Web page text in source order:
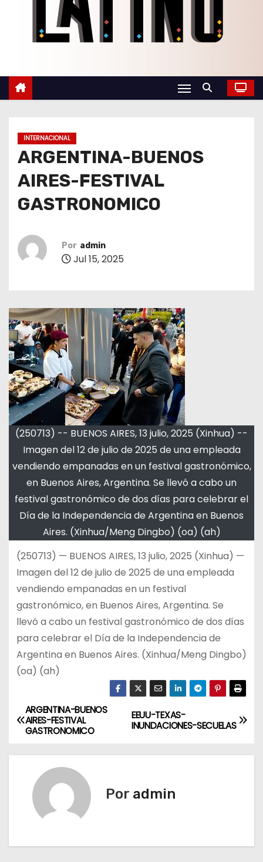
INTERNACIONAL
ARGENTINA-BUENOS
AIRES-FESTIVAL
GASTRONOMICO
Por admin
Jul 15, 2025
(250713) -- BUENOS AIRES, 13 julio, 2025 (Xinhua) --
Imagen del 12 de julio de 2025 de una empleada
vendiendo empanadas en un festival gastronómico,
en Buenos Aires, Argentina. Se llevó a cabo un
festival gastronómico de dos días para celebrar el
Día de la Independencia de Argentina en Buenos
Aires. (Xinhua/Meng Dingbo) (oa) (ah)
(250713) — BUENOS AIRES, 13 julio, 2025 (Xinhua) —
Imagen del 12 de julio de 2025 de una empleada
vendiendo empanadas en un festival
gastronómico, en Buenos Aires, Argentina. Se
llevó a cabo un festival gastronómico de dos días
para celebrar el Día de la Independencia de
Argentina en Buenos Aires. (Xinhua/Meng Dingbo)
(oa) (ah)
N
EEUU-TEXAS-
INUNDACIONES-SECUELAS
ARGENTINA-BUENOS
AIRES-FESTIVAL
GASTRONOMICO
Por admin